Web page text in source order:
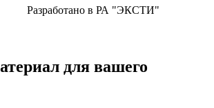
Разработано в РА "ЭКСТИ"
для вашего